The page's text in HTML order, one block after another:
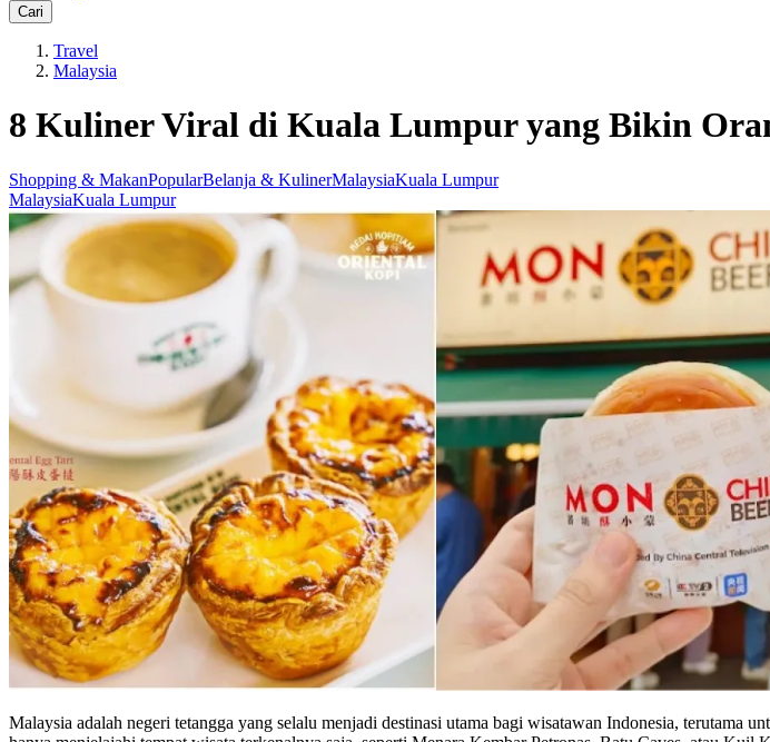
Cari
Travel
Malaysia
8 Kuliner Viral di Kuala Lumpur yang Bikin
Shopping & MakanPopularBelanja & KulinerMalaysiaKuala Lumpur
MalaysiaKuala Lumpur
Malaysia adalah negeri tetangga yang selalu menjadi destinasi utama bagi wisatawan Indonesia,